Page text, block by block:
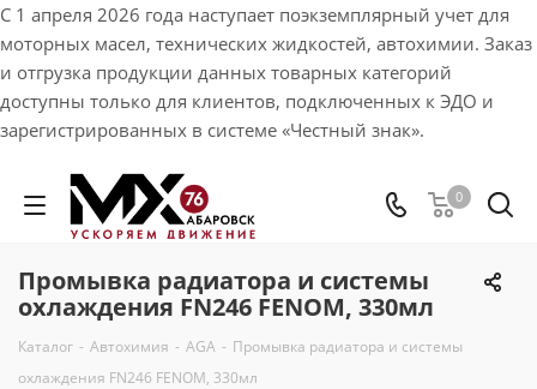
С 1 апреля 2026 года наступает поэкземплярный учет для
моторных масел, технических жидкостей, автохимии. Заказ
и отгрузка продукции данных товарных категорий
доступны только для клиентов, подключенных к ЭДО и
зарегистрированных в системе «Честный знак».
0
Промывка радиатора и системы
охлаждения FN246 FENOM, 330мл
Каталог - Автохимия - AGA - Промывка радиатора и системы
охлаждения FN246 FENOM, 330мл